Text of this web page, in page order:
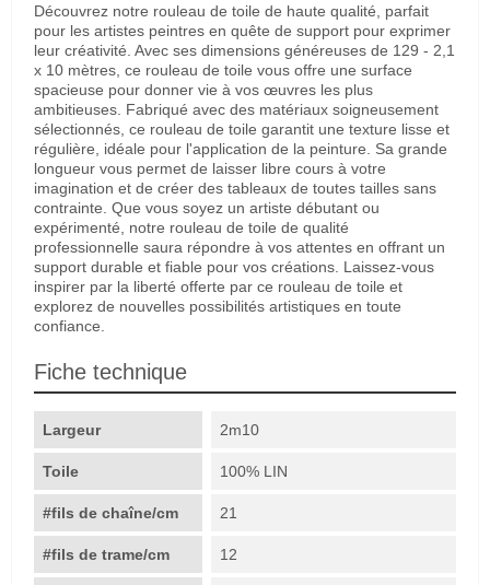
Découvrez notre rouleau de toile de haute qualité, parfait
pour les artistes peintres en quête de support pour exprimer
leur créativité. Avec ses dimensions généreuses de 129 - 2,1
x 10 mètres, ce rouleau de toile vous offre une surface
spacieuse pour donner vie à vos œuvres les plus
ambitieuses. Fabriqué avec des matériaux soigneusement
sélectionnés, ce rouleau de toile garantit une texture lisse et
régulière, idéale pour l'application de la peinture. Sa grande
longueur vous permet de laisser libre cours à votre
imagination et de créer des tableaux de toutes tailles sans
contrainte. Que vous soyez un artiste débutant ou
expérimenté, notre rouleau de toile de qualité
professionnelle saura répondre à vos attentes en offrant un
support durable et fiable pour vos créations. Laissez-vous
inspirer par la liberté offerte par ce rouleau de toile et
explorez de nouvelles possibilités artistiques en toute
confiance.
Fiche technique
Largeur 2m10
Toile 100% LIN
#fils de chaîne/cm 21
#fils de trame/cm 12